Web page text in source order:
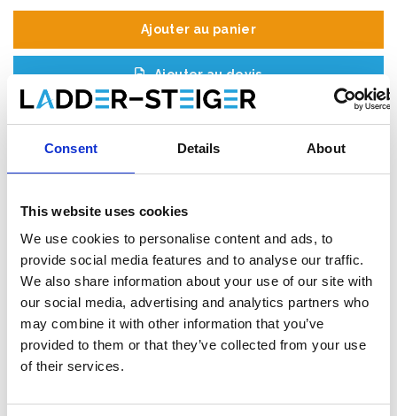
Consent Details About
This website uses cookies
We use cookies to personalise content and ads, to
provide social media features and to analyse our traffic.
We also share information about your use of our site with
our social media, advertising and analytics partners who
may combine it with other information that you’ve
provided to them or that they’ve collected from your use
of their services.
Ajouter au panier
Ajouter au devis
Description
Tubesca Sherpascopic plate-forme
télescopique 8–10 marches – plateforme